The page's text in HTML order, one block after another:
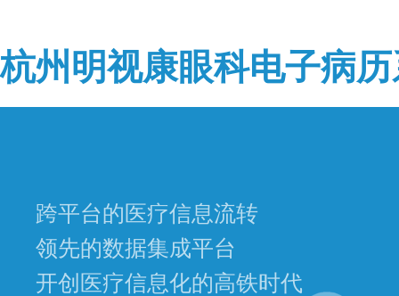
杭州明视康眼科电子病
跨平台的医疗信息流转
领先的数据集成平台
开创医疗信息化的高铁时代